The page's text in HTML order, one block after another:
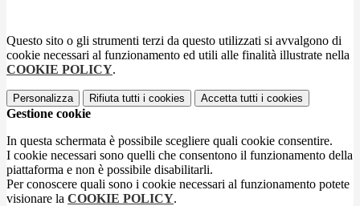
Questo sito o gli strumenti terzi da questo utilizzati si avvalgono di
cookie necessari al funzionamento ed utili alle finalità illustrate nella
COOKIE POLICY.
Personalizza Rifiuta tutti i cookies Accetta tutti i cookies
Gestione cookie
In questa schermata è possibile scegliere quali cookie consentire.
I cookie necessari sono quelli che consentono il funzionamento della
piattaforma e non è possibile disabilitarli.
Per conoscere quali sono i cookie necessari al funzionamento potete
visionare la COOKIE POLICY.